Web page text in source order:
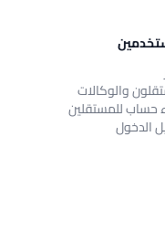
والوكالات
حساب للمستقلين
الدخول